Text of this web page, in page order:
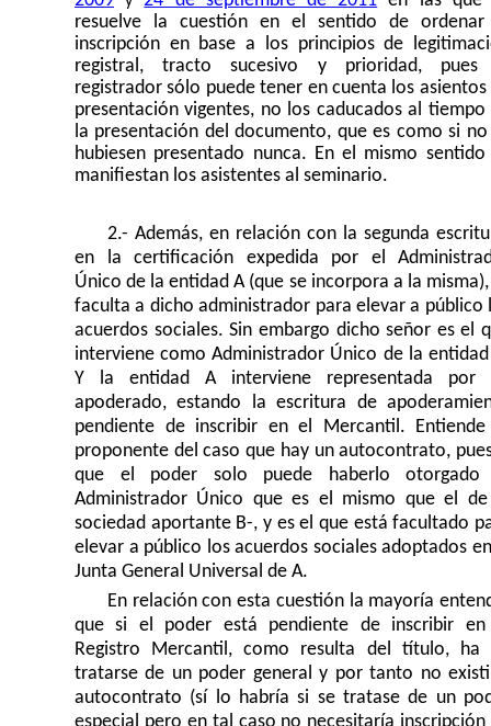
resuelve la cuestión en el sentido de
inscripción en base a los principios de
registral, tracto sucesivo y prioridad, pues
registrador sólo puede tener en cuenta los asientos
presentación vigentes, no los caducados al tiempo
la presentación del documento, que es como si no
hubiesen presentado nunca. En el mismo sentido
manifiestan los asistentes al seminario.
2.- Además, en relación con la segunda
en la certificación expedida por el
Único de la entidad A (que se incorpora a la misma),
faculta a dicho administrador para elevar a público
acuerdos sociales. Sin embargo dicho señor es el
interviene como Administrador Único de la
Y la entidad A interviene representada por
apoderado, estando la escritura de
pendiente de inscribir en el Mercantil.
proponente del caso que hay un autocontrato,
que el poder solo puede haberlo otorgado
Administrador Único que es el mismo que el
sociedad aportante B-, y es el que está facultado
elevar a público los acuerdos sociales adoptados
Junta General Universal de A.
En relación con esta cuestión la mayoría
que si el poder está pendiente de inscribir
Registro Mercantil, como resulta del título, ha
tratarse de un poder general y por tanto no
autocontrato (sí lo habría si se tratase de un